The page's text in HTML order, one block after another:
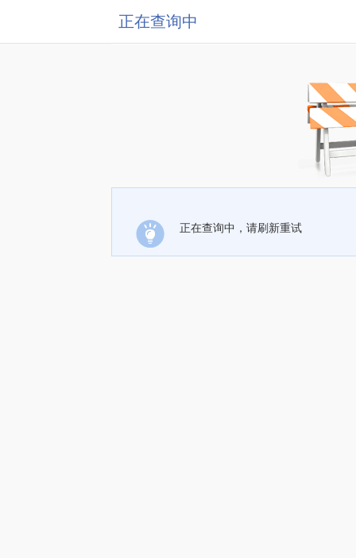
正在查询中
正在查询中，请刷新重试